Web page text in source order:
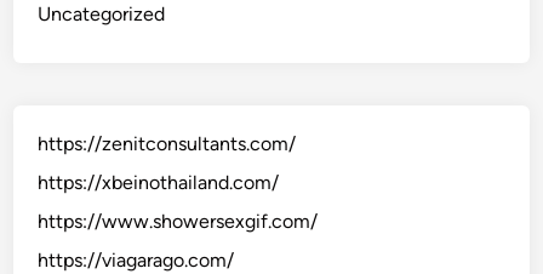
Uncategorized
https://zenitconsultants.com/
https://xbeinothailand.com/
https://www.showersexgif.com/
https://viagarago.com/